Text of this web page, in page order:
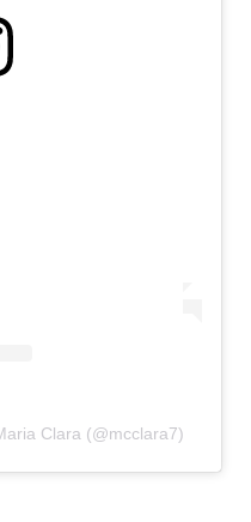
Clara (@mcclara7)